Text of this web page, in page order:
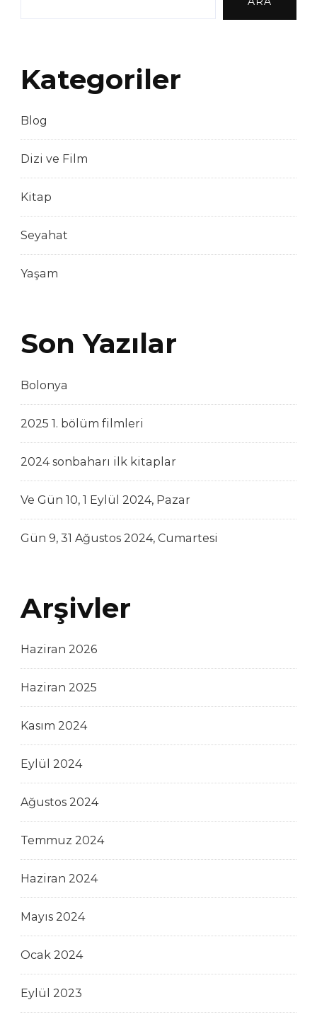
Kategoriler
Blog
Dizi ve Film
Kitap
Seyahat
Yaşam
Son Yazılar
Bolonya
2025 1. bölüm filmleri
2024 sonbaharı ilk kitaplar
Ve Gün 10, 1 Eylül 2024, Pazar
Gün 9, 31 Ağustos 2024, Cumartesi
Arşivler
Haziran 2026
Haziran 2025
Kasım 2024
Eylül 2024
Ağustos 2024
Temmuz 2024
Haziran 2024
Mayıs 2024
Ocak 2024
Eylül 2023